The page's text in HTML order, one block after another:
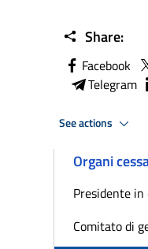
Share:
Facebook
Telegram
See actions
Organi
Presidente in
Comitato di